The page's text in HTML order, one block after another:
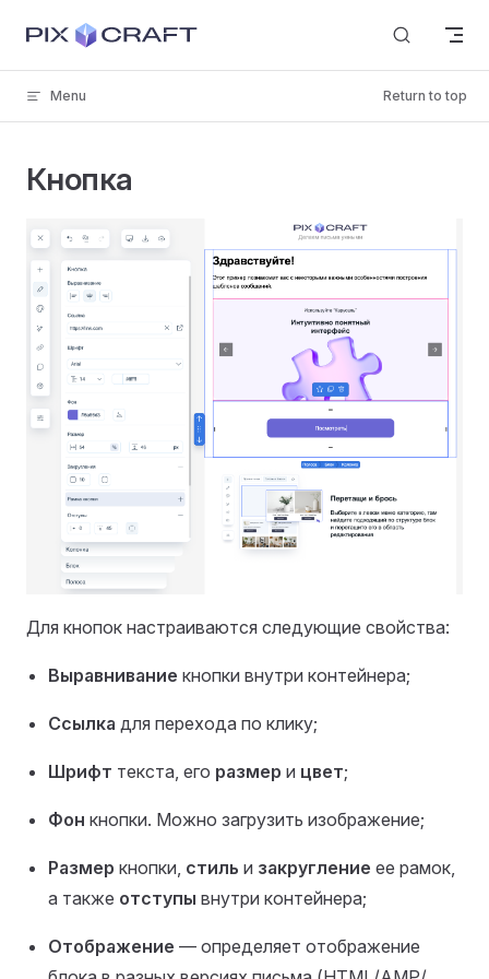
Skip to content
Menu Return to top
Кнопка
Для кнопок настраиваются следующие свойства:
Выравнивание кнопки внутри контейнера;
Ссылка для перехода по клику;
Шрифт текста, его размер и цвет;
Фон кнопки. Можно загрузить изображение;
Размер кнопки, стиль и закругление ее рамок,
а также отступы внутри контейнера;
Отображение — определяет отображение